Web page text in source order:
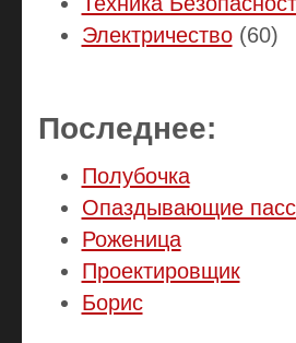
Электричество(60)
Последнее:
Полубочка
Опаздывающие
Роженица
Проектировщик
Борис